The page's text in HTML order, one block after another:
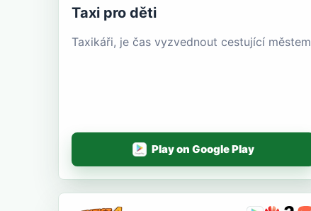
Taxi pro děti
Taxikáři, je čas vyzvednout cestující městem
Play on Google Play